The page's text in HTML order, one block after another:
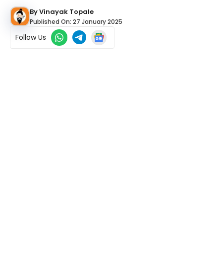
ByVinayak Topale
Published On: 27 January 2025
Follow Us